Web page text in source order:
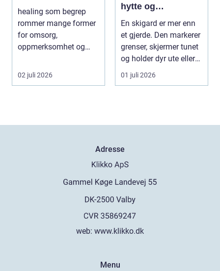
healing som begrep
rommer mange former
for omsorg,
oppmerksomhet og
som mål å s...
02 juli 2026
hytte og
kulturlandskap
En skigard er mer enn
et gjerde. Den markerer
grenser, skjermer tunet
og holder dyr ute eller
inne, ...
01 juli 2026
Adresse
web: www.klikko.dk
Menu